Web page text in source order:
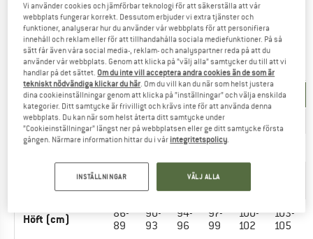
Har du hittat rätt storlek? Se DamByxor outdoori
webbutiken för Löffler nu!
BYXOR - DAM (SHORT)
MÅTTENHET STORLEK
INT. XXS XS S M
EU 18 19
62-
64
67
68-
72-
79
Höft (cm)
86-
89
90-
93
94-
96
97-
99
100-
102
103-
105
Vi använder cookies och jämförbar teknologi för att säkerställa att vår
webbplats fungerar korrekt. Dessutom erbjuder vi extra tjänster och
funktioner, analyserar hur du använder vår webbplats för att personifiera
innehåll och reklam eller för att tillhandahålla sociala mediefunktioner. På så
sätt får även våra social media-, reklam- och analyspartner reda på att du
använder vår webbplats. Genom att klicka på ”välj alla” samtycker du till att vi
handlar på det sättet. Om du inte vill acceptera andra cookies än de som är
tekniskt nödvändiga klickar du här. Om du vill kan du när som helst justera
dina cookieinställningar genom att klicka på ”inställningar” och välja enskilda
kategorier. Ditt samtycke är frivilligt och krävs inte för att använda denna
webbplats. Du kan när som helst återta ditt samtycke under
”Cookieinställningar” längst ner på webbplatsen eller ge ditt samtycke första
gången. Närmare information hittar du i vår integritetspolicy.
INSTÄLLNINGAR VÄLJ ALLA